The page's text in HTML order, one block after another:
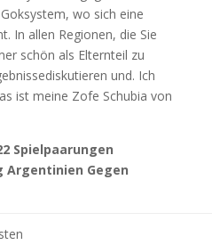
wo sich eine
In allen Regionen, die Sie
schön als Elternteil zu
und. Ich
ist meine Zofe Schubia von
Spielpaarungen
Argentinien Gegen